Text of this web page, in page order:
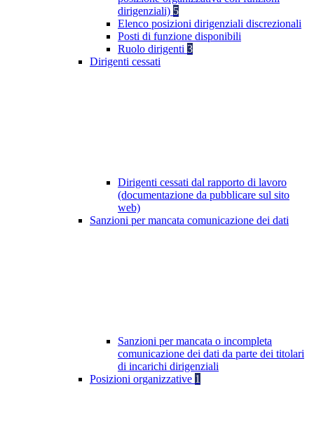
dirigenziali) 5
Elenco posizioni dirigenziali discrezionali
Posti di funzione disponibili
Ruolo dirigenti 3
Dirigenti cessati
Dirigenti cessati dal rapporto di lavoro
(documentazione da pubblicare sul sito
web)
Sanzioni per mancata comunicazione dei dati
Sanzioni per mancata o incompleta
comunicazione dei dati da parte dei titolari
di incarichi dirigenziali
Posizioni organizzative 1